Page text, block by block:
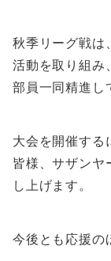
秋季リーグ戦は
活動を取り組み
部員一同精進し
大会を開催する
皆様、サザンヤ
し上げます。
今後とも応援の